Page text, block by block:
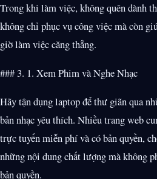
Trong khi làm việc, không quên dành
không chỉ phục vụ công việc mà còn
giờ làm việc căng thẳng.
### 3. 1. Xem Phim và Nghe Nhạc
Hãy tận dụng laptop để thư giãn qua
bản nhạc yêu thích. Nhiều trang web
trực tuyến miễn phí và có bản quyền,
những nội dung chất lượng mà không
bản quyền.